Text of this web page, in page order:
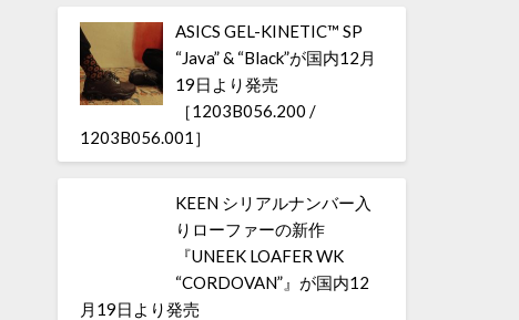
ASICS GEL-KINETIC™ SP
“Java” & “Black”が国内12月
19日より発売
［1203B056.200 /
1203B056.001］
KEEN シリアルナンバー入
りローファーの新作
『UNEEK LOAFER WK
“CORDOVAN”』が国内12
月19日より発売